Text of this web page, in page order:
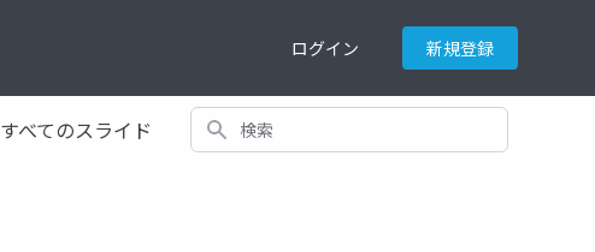
ログイン 新規登録
すべてのスライド 検索